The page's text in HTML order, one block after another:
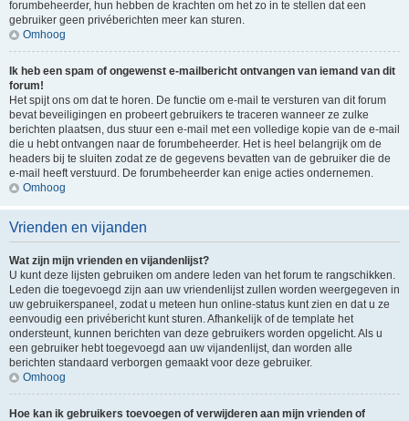
forumbeheerder, hun hebben de krachten om het zo in te stellen dat een
gebruiker geen privéberichten meer kan sturen.
Omhoog
Ik heb een spam of ongewenst e-mailbericht ontvangen van iemand van dit
forum!
Het spijt ons om dat te horen. De functie om e-mail te versturen van dit forum
bevat beveiligingen en probeert gebruikers te traceren wanneer ze zulke
berichten plaatsen, dus stuur een e-mail met een volledige kopie van de e-mail
die u hebt ontvangen naar de forumbeheerder. Het is heel belangrijk om de
headers bij te sluiten zodat ze de gegevens bevatten van de gebruiker die de
e-mail heeft verstuurd. De forumbeheerder kan enige acties ondernemen.
Omhoog
Vrienden en vijanden
Wat zijn mijn vrienden en vijandenlijst?
U kunt deze lijsten gebruiken om andere leden van het forum te rangschikken.
Leden die toegevoegd zijn aan uw vriendenlijst zullen worden weergegeven in
uw gebruikerspaneel, zodat u meteen hun online-status kunt zien en dat u ze
eenvoudig een privébericht kunt sturen. Afhankelijk of de template het
ondersteunt, kunnen berichten van deze gebruikers worden opgelicht. Als u
een gebruiker hebt toegevoegd aan uw vijandenlijst, dan worden alle
berichten standaard verborgen gemaakt voor deze gebruiker.
Omhoog
Hoe kan ik gebruikers toevoegen of verwijderen aan mijn vrienden of